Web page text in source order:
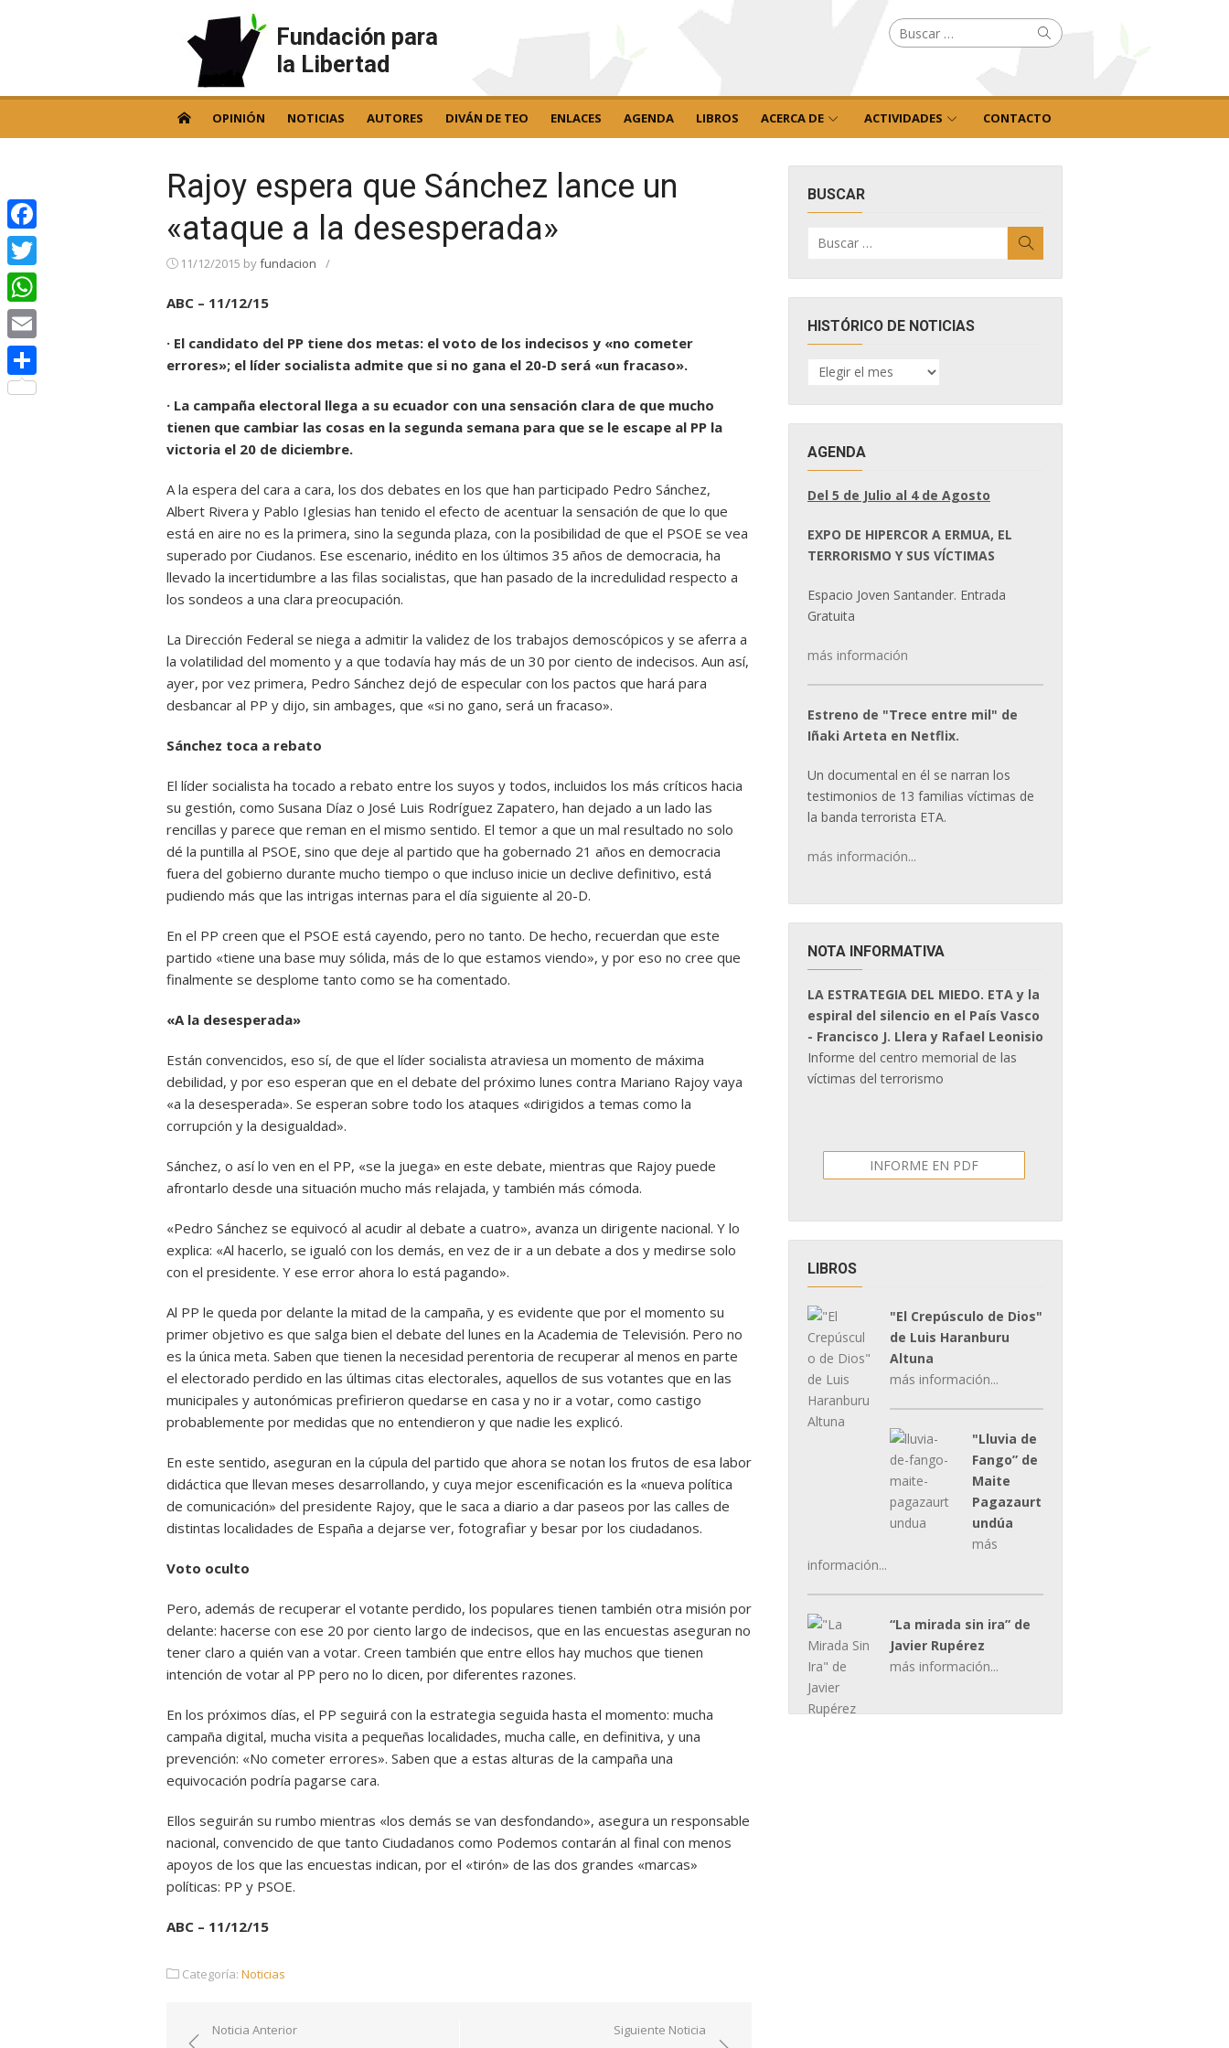
Fundación para
la Libertad
Buscar
por: Buscar
OPINIÓN NOTICIAS AUTORES DIVÁN DE TEO ENLACES AGENDA LIBROS ACERCA DE ACTIVIDADES CONTACTO
Rajoy espera que Sánchez lance un
«ataque a la desesperada»
11/12/2015 byfundacion /
ABC – 11/12/15
· El candidato del PP tiene dos metas: el voto de los indecisos y «no cometer
errores»; el líder socialista admite que si no gana el 20-D será «un fracaso».
· La campaña electoral llega a su ecuador con una sensación clara de que mucho
tienen que cambiar las cosas en la segunda semana para que se le escape al PP la
victoria el 20 de diciembre.
A la espera del cara a cara, los dos debates en los que han participado Pedro Sánchez,
Albert Rivera y Pablo Iglesias han tenido el efecto de acentuar la sensación de que lo que
está en aire no es la primera, sino la segunda plaza, con la posibilidad de que el PSOE se vea
superado por Ciudanos. Ese escenario, inédito en los últimos 35 años de democracia, ha
llevado la incertidumbre a las filas socialistas, que han pasado de la incredulidad respecto a
los sondeos a una clara preocupación.
La Dirección Federal se niega a admitir la validez de los trabajos demoscópicos y se aferra a
la volatilidad del momento y a que todavía hay más de un 30 por ciento de indecisos. Aun así,
ayer, por vez primera, Pedro Sánchez dejó de especular con los pactos que hará para
desbancar al PP y dijo, sin ambages, que «si no gano, será un fracaso».
Sánchez toca a rebato
El líder socialista ha tocado a rebato entre los suyos y todos, incluidos los más críticos hacia
su gestión, como Susana Díaz o José Luis Rodríguez Zapatero, han dejado a un lado las
rencillas y parece que reman en el mismo sentido. El temor a que un mal resultado no solo
dé la puntilla al PSOE, sino que deje al partido que ha gobernado 21 años en democracia
fuera del gobierno durante mucho tiempo o que incluso inicie un declive definitivo, está
pudiendo más que las intrigas internas para el día siguiente al 20-D.
En el PP creen que el PSOE está cayendo, pero no tanto. De hecho, recuerdan que este
partido «tiene una base muy sólida, más de lo que estamos viendo», y por eso no cree que
finalmente se desplome tanto como se ha comentado.
«A la desesperada»
Están convencidos, eso sí, de que el líder socialista atraviesa un momento de máxima
debilidad, y por eso esperan que en el debate del próximo lunes contra Mariano Rajoy vaya
«a la desesperada». Se esperan sobre todo los ataques «dirigidos a temas como la
corrupción y la desigualdad».
Sánchez, o así lo ven en el PP, «se la juega» en este debate, mientras que Rajoy puede
afrontarlo desde una situación mucho más relajada, y también más cómoda.
«Pedro Sánchez se equivocó al acudir al debate a cuatro», avanza un dirigente nacional. Y lo
explica: «Al hacerlo, se igualó con los demás, en vez de ir a un debate a dos y medirse solo
con el presidente. Y ese error ahora lo está pagando».
Al PP le queda por delante la mitad de la campaña, y es evidente que por el momento su
primer objetivo es que salga bien el debate del lunes en la Academia de Televisión. Pero no
es la única meta. Saben que tienen la necesidad perentoria de recuperar al menos en parte
el electorado perdido en las últimas citas electorales, aquellos de sus votantes que en las
municipales y autonómicas prefirieron quedarse en casa y no ir a votar, como castigo
probablemente por medidas que no entendieron y que nadie les explicó.
En este sentido, aseguran en la cúpula del partido que ahora se notan los frutos de esa labor
didáctica que llevan meses desarrollando, y cuya mejor escenificación es la «nueva política
de comunicación» del presidente Rajoy, que le saca a diario a dar paseos por las calles de
distintas localidades de España a dejarse ver, fotografiar y besar por los ciudadanos.
Voto oculto
Pero, además de recuperar el votante perdido, los populares tienen también otra misión por
delante: hacerse con ese 20 por ciento largo de indecisos, que en las encuestas aseguran no
tener claro a quién van a votar. Creen también que entre ellos hay muchos que tienen
intención de votar al PP pero no lo dicen, por diferentes razones.
En los próximos días, el PP seguirá con la estrategia seguida hasta el momento: mucha
campaña digital, mucha visita a pequeñas localidades, mucha calle, en definitiva, y una
prevención: «No cometer errores». Saben que a estas alturas de la campaña una
equivocación podría pagarse cara.
Ellos seguirán su rumbo mientras «los demás se van desfondando», asegura un responsable
nacional, convencido de que tanto Ciudadanos como Podemos contarán al final con menos
apoyos de los que las encuestas indican, por el «tirón» de las dos grandes «marcas»
políticas: PP y PSOE.
ABC – 11/12/15
Categoría: Noticias
Navegación
Noticia Anterior Siguiente Noticia
BUSCAR
por:
HISTÓRICO DE NOTICIAS
HISTÓRICO
DE
AGENDA
Del 5 de Julio al 4 de Agosto
EXPO DE HIPERCOR A ERMUA, EL
TERRORISMO Y SUS VÍCTIMAS
Espacio Joven Santander. Entrada
Gratuita
más información
Estreno de "Trece entre mil" de
Iñaki Arteta en Netflix.
Un documental en él se narran los
testimonios de 13 familias víctimas de
la banda terrorista ETA.
más información...
NOTA INFORMATIVA
LA ESTRATEGIA DEL MIEDO. ETA y la
espiral del silencio en el País Vasco
- Francisco J. Llera y Rafael Leonisio
Informe del centro memorial de las
víctimas del terrorismo
INFORME EN PDF
LIBROS
"El Crepúsculo de Dios"
de Luis Haranburu
Altuna
más información...
"Lluvia de
Fango” de
Maite
Pagazaurt
undúa
más
información...
“La mirada sin ira” de
Javier Rupérez
más información...
Facebook
Twitter
WhatsApp
Email
Compartir